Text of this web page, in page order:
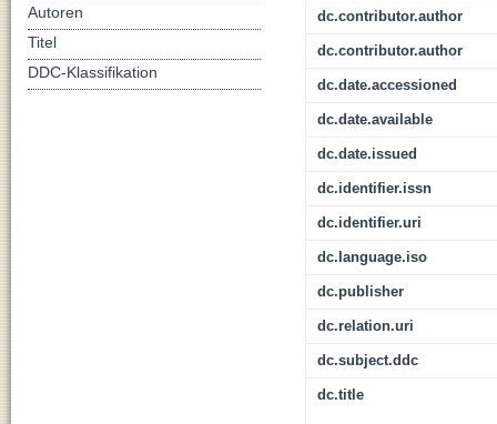
dc.contributor.author
dc.contributor.author
dc.date.accessioned
dc.date.available
dc.date.issued
dc.identifier.issn
dc.identifier.uri
dc.language.iso
dc.publisher
dc.relation.uri
dc.subject.ddc
dc.title
Autoren
Titel
DDC-Klassifikation